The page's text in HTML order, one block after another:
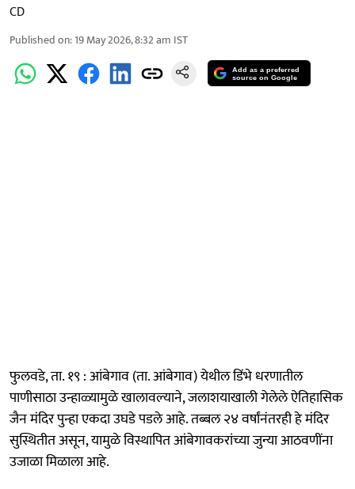
CD
Published on:19 May 2026, 8:32 am IST
Add as a preferred
source on Google
फुलवडे, ता. १९ : आंबेगाव (ता. आंबेगाव) येथील डिंभे धरणातील
पाणीसाठा उन्हाळ्यामुळे खालावल्याने, जलाशयाखाली गेलेले ऐतिहासिक
जैन मंदिर पुन्हा एकदा उघडे पडले आहे. तब्बल २४ वर्षांनंतरही हे मंदिर
सुस्थितीत असून, यामुळे विस्थापित आंबेगावकरांच्या जुन्या आठवणींना
उजाळा मिळाला आहे.